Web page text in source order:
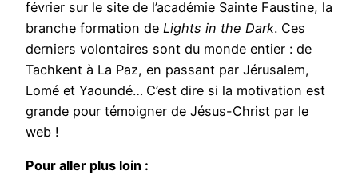
février sur le site de l’académie Sainte Faustine, la
branche formation de Lights in the Dark. Ces
derniers volontaires sont du monde entier : de
Tachkent à La Paz, en passant par Jérusalem,
Lomé et Yaoundé… C’est dire si la motivation est
grande pour témoigner de Jésus-Christ par le
web !
Pour aller plus loin :